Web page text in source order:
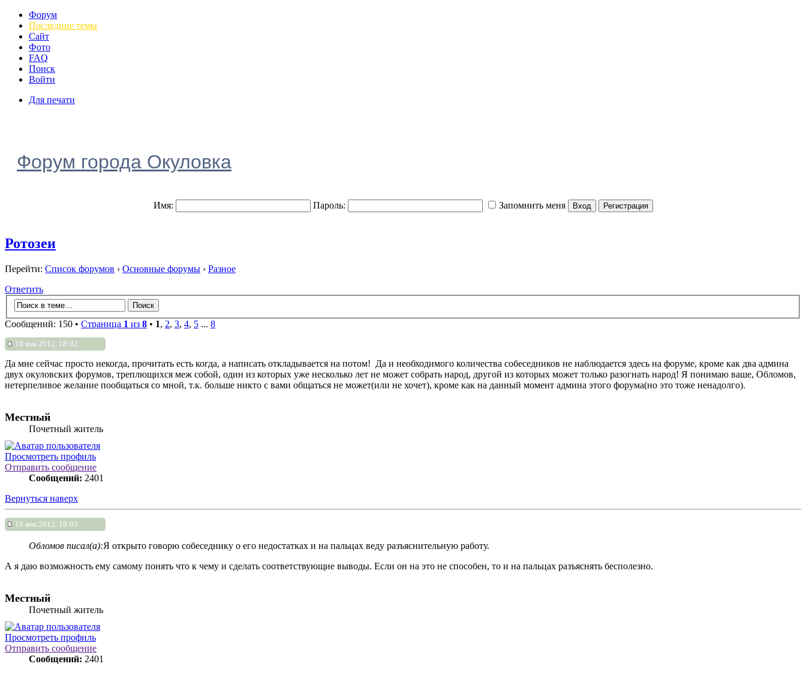
Форум
Последние темы
Сайт
Фото
FAQ
Поиск
Войти
Для печати
Форум города Окуловка
Имя: Пароль: Запомнить меня
Ротозеи
Перейти: Список форумов › Основные форумы › Разное
Ответить
Сообщений: 150 • Страница 1 из 8 • 1, 2, 3, 4, 5 ... 8
18 янв 2012, 18:02
Да мне сейчас просто некогда, прочитать есть когда, а написать откладывается на потом! Да и необходимого количества собеседников не наблюдается здесь на форуме, кроме как два админа
двух окуловских форумов, треплющихся меж собой, один из которых уже несколько лет не может собрать народ, другой из которых может только разогнать народ! Я понимаю ваше, Обломов,
нетерпеливое желание пообщаться со мной, т.к. больше никто с вами общаться не может(или не хочет), кроме как на данный момент админа этого форума(но это тоже ненадолго).
Местный
Почетный житель
Просмотреть профиль
Отправить сообщение
Сообщений: 2401
Вернуться наверх
18 янв 2012, 19:03
Обломов писал(а):Я открыто говорю собеседнику о его недостатках и на пальцах веду разъяснительную работу.
А я даю возможность ему самому понять что к чему и сделать соответствующие выводы. Если он на это не способен, то и на пальцах разъяснять бесполезно.
Местный
Почетный житель
Просмотреть профиль
Отправить сообщение
Сообщений: 2401